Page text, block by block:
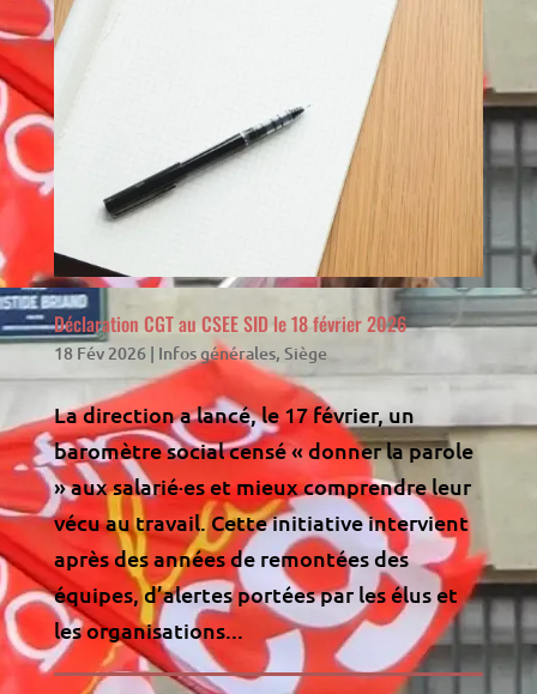
Déclaration CGT au CSEE SID le 18 février 2026
18 Fév 2026| Infos générales, Siège
La direction a lancé, le 17 février, un
baromètre social censé « donner la parole
» aux salarié·es et mieux comprendre leur
vécu au travail. Cette initiative intervient
après des années de remontées des
équipes, d’alertes portées par les élus et
les organisations...